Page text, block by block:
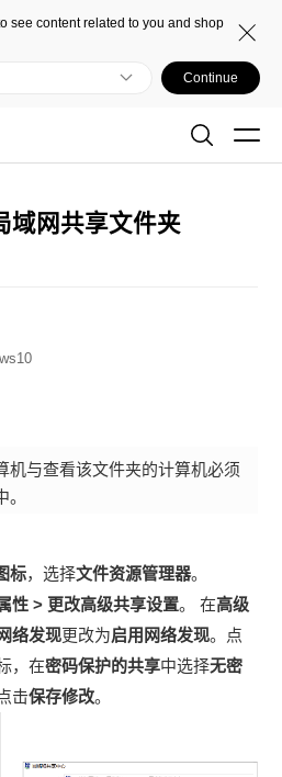
see content related to you and shop
Continue
域网共享文件夹
机与查看该文件夹的计算机必须
标，选择文件资源管理器。
性 > 更改高级共享设置。 在高级
网络发现更改为启用网络发现。点
，在密码保护的共享中选择无密
击保存修改。